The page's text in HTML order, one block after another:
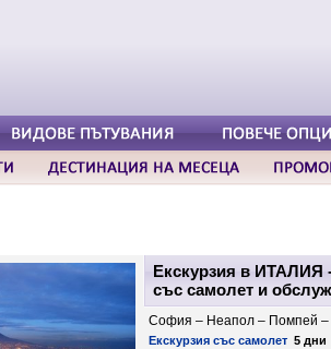
Екскурзия в ИТАЛИЯ
със самолет и
София – Неапол – Помпей
Екскурзия със самолет 5 дни